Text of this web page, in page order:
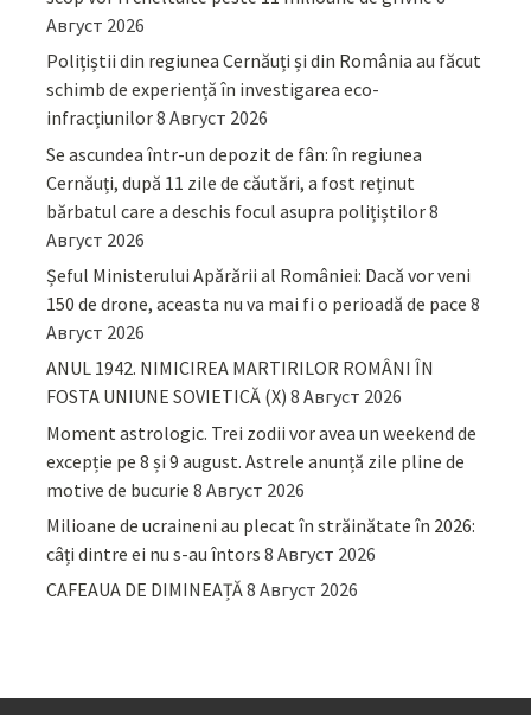
Август 2026
Polițiștii din regiunea Cernăuți și din România au făcut
schimb de experiență în investigarea eco-
infracțiunilor8 Август 2026
Se ascundea într-un depozit de fân: în regiunea
Cernăuți, după 11 zile de căutări, a fost reținut
bărbatul care a deschis focul asupra polițiștilor8
Август 2026
Șeful Ministerului Apărării al României: Dacă vor veni
150 de drone, aceasta nu va mai fi o perioadă de pace 8
Август 2026
ANUL 1942. NIMICIREA MARTIRILOR ROMÂNI ÎN
FOSTA UNIUNE SOVIETICĂ (X) 8 Август 2026
Moment astrologic. Trei zodii vor avea un weekend de
excepție pe 8 și 9 august. Astrele anunță zile pline de
motive de bucurie 8 Август 2026
Milioane de ucraineni au plecat în străinătate în 2026:
câți dintre ei nu s-au întors 8 Август 2026
CAFEAUA DE DIMINEAȚĂ8 Август 2026